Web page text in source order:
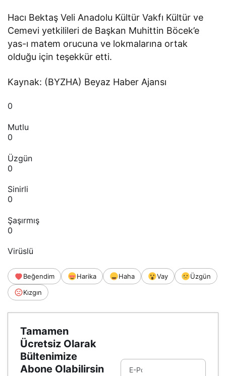
Hacı Bektaş Veli Anadolu Kültür Vakfı Kültür ve
Cemevi yetkilileri de Başkan Muhittin Böcek’e
yas-ı matem orucuna ve lokmalarına ortak
olduğu için teşekkür etti.
Kaynak: (BYZHA) Beyaz Haber Ajansı
0
Mutlu
0
Üzgün
0
Sinirli
0
Şaşırmış
0
Virüslü
Beğendim Harika Haha Vay
Üzgün
Kızgın
Tamamen
Ücretsiz Olarak
Bültenimize
Abone Olabilirsin